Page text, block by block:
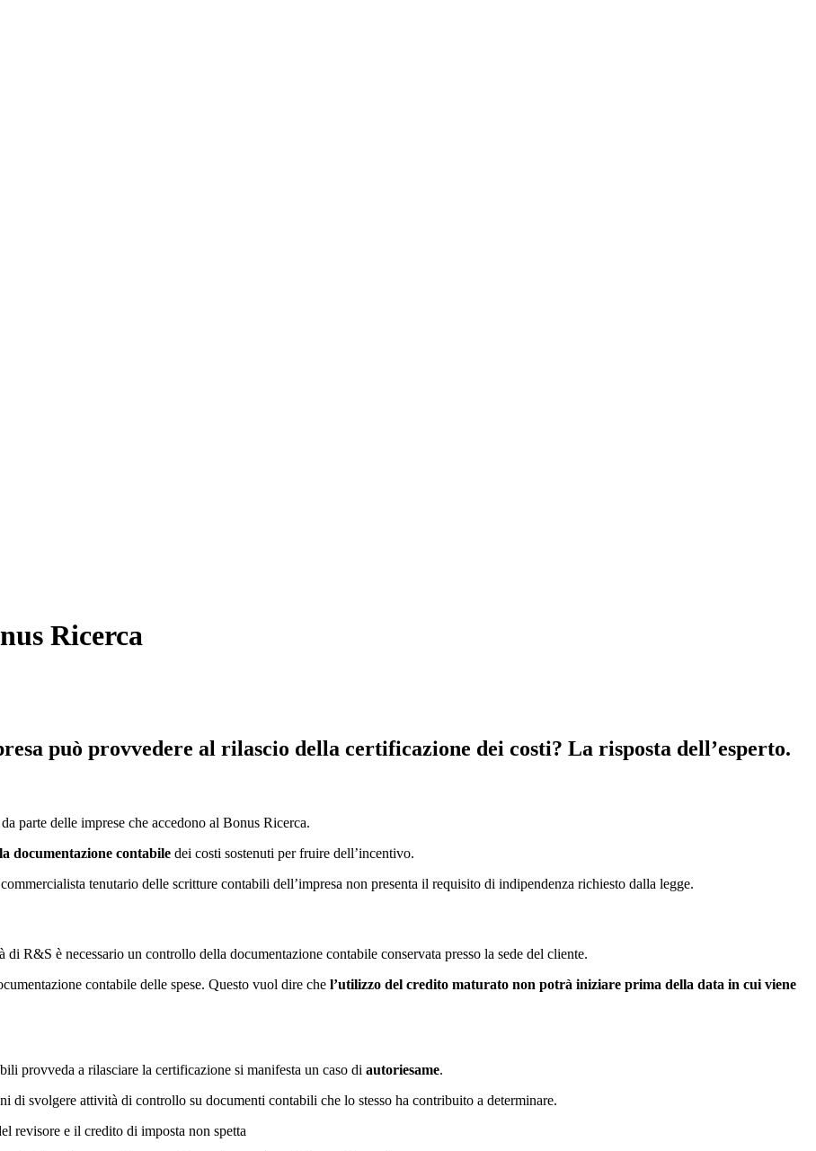
Ricerca
può provvedere al rilascio della certificazione dei costi? La risposta dell’esperto.
parte delle imprese che accedono al Bonus Ricerca.
documentazione contabile dei costi sostenuti per fruire dell’incentivo.
tenutario delle scritture contabili dell’impresa non presenta il requisito di indipendenza richiesto dalla legge.
di R&S è necessario un controllo della documentazione contabile conservata presso la sede del cliente.
contabile delle spese. Questo vuol dire che l’utilizzo del credito maturato non potrà iniziare prima della data in cui viene
provveda a rilasciare la certificazione si manifesta un caso di autoriesame.
di svolgere attività di controllo su documenti contabili che lo stesso ha contribuito a determinare.
revisore e il credito di imposta non spetta